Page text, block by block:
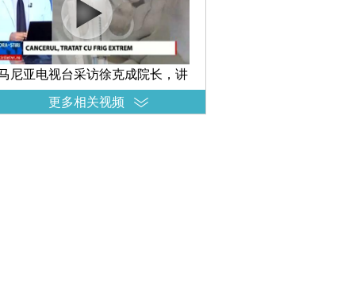
尼亚电视台采访徐克成院长，讲
冷冻消瘤减瘤在治疗癌症中的
更多相关视频